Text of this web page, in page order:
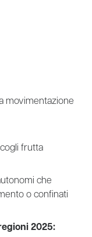
movimentazione
frutta
che
o confinati
2025: